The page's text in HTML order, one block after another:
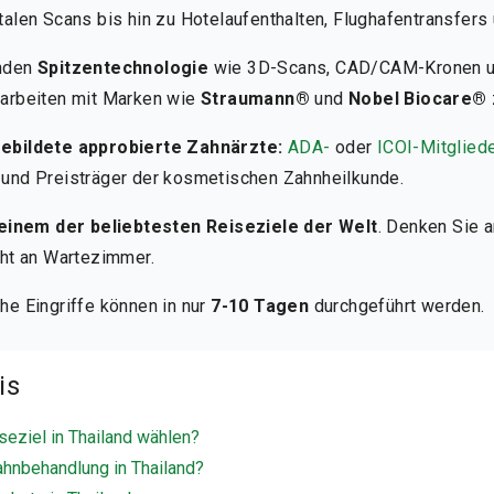
Scans bis hin zu Hotelaufenthalten, Flughafentransfers
Spitzentechnologie wie 3D-Scans, CAD/CAM-Kronen
mit Marken wieStraumann® und Nobel Biocare®
approbierte Zahnärzte: ADA- oder ICOI-
Preisträger der kosmetischen Zahnheilkunde.
der beliebtesten Reiseziele der Welt. Denken Sie
an Wartezimmer.
Eingriffe können in nur 7-10 Tagen durchgeführt werden.
in Thailand wählen?
in Thailand?